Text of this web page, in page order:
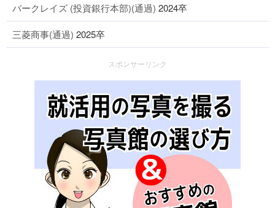
バークレイズ (投資銀行本部)(通過) 2024卒
三菱商事(通過) 2025卒
スポンサーリンク